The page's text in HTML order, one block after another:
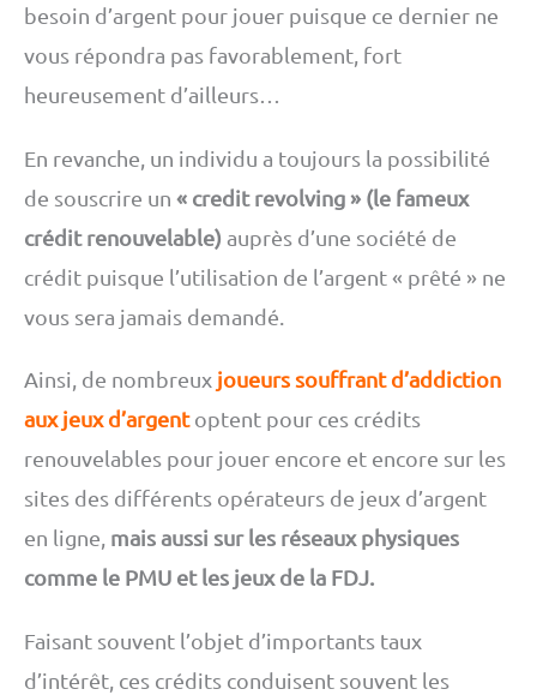
besoin d’argent pour jouer puisque ce dernier ne
vous répondra pas favorablement, fort
heureusement d’ailleurs…
En revanche, un individu a toujours la possibilité
de souscrire un « credit revolving » (le fameux
crédit renouvelable) auprès d’une société de
crédit puisque l’utilisation de l’argent « prêté » ne
vous sera jamais demandé.
Ainsi, de nombreux joueurs souffrant d’addiction
aux jeux d’argentoptent pour ces crédits
renouvelables pour jouer encore et encore sur les
sites des différents opérateurs de jeux d’argent
en ligne, mais aussi sur les réseaux physiques
comme le PMU et les jeux de la FDJ.
Faisant souvent l’objet d’importants taux
d’intérêt, ces crédits conduisent souvent les